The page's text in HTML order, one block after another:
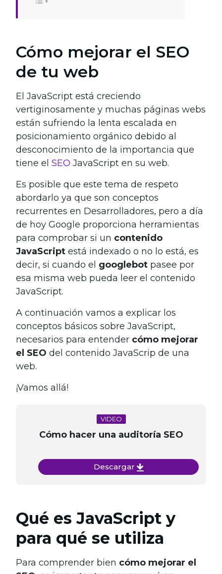
Cómo mejorar el SEO
de tu web
El JavaScript está creciendo
vertiginosamente y muchas páginas webs
están sufriendo la lenta escalada en
posicionamiento orgánico debido al
desconocimiento de la importancia que
tiene el SEO JavaScript en su web.
Es posible que este tema de respeto
abordarlo ya que son conceptos
recurrentes en Desarrolladores, pero a día
de hoy Google proporciona herramientas
para comprobar si un contenido
JavaScript está indexado o no lo está, es
decir, si cuando el googlebot pasee por
esa misma web pueda leer el contenido
JavaScript.
A continuación vamos a explicar los
conceptos básicos sobre JavaScript,
necesarios para entender cómo mejorar
el SEO del contenido JavaScrip de una
web.
¡Vamos allá!
VIDEO
Cómo hacer una auditoría SEO
Descargar
Qué es JavaScript y
para qué se utiliza
Para comprender bien cómo mejorar el